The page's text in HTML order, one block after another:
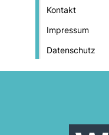
Kontakt
Impressum
Datenschutz